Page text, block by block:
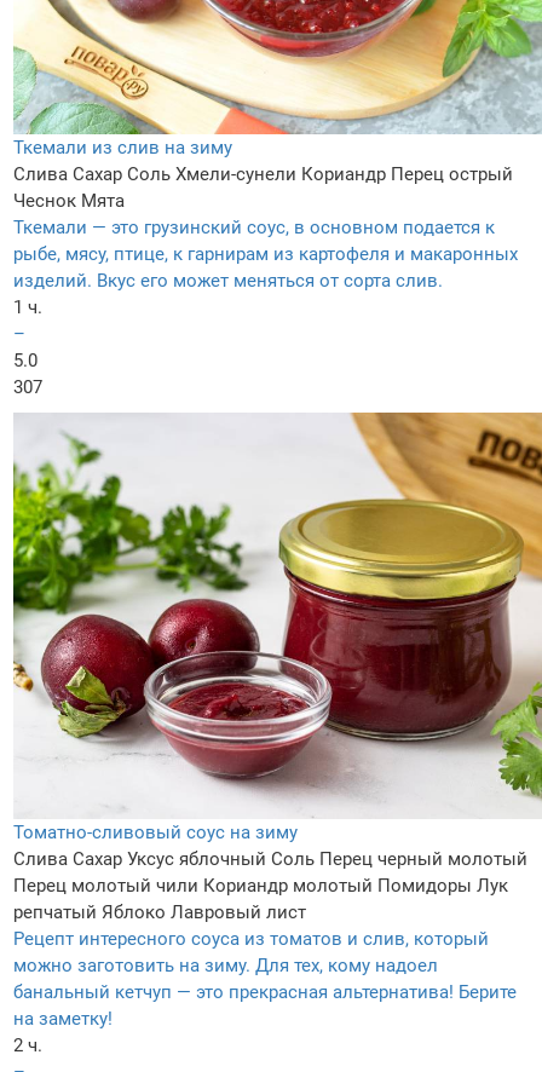
Ткемали из слив на зиму
Слива Сахар Соль Хмели-сунели Кориандр Перец острый
Чеснок Мята
Ткемали — это грузинский соус, в основном подается к
рыбе, мясу, птице, к гарнирам из картофеля и макаронных
изделий. Вкус его может меняться от сорта слив.
1 ч.
–
5.0
307
Томатно-сливовый соус на зиму
Слива Сахар Уксус яблочный Соль Перец черный молотый
Перец молотый чили Кориандр молотый Помидоры Лук
репчатый Яблоко Лавровый лист
Рецепт интересного соуса из томатов и слив, который
можно заготовить на зиму. Для тех, кому надоел
банальный кетчуп — это прекрасная альтернатива! Берите
на заметку!
2 ч.